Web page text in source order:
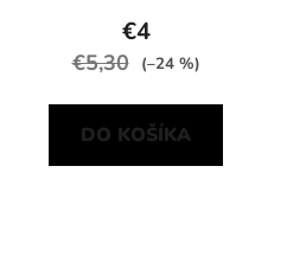
€4
€5,30 (–24 %)
DO KOŠÍKA